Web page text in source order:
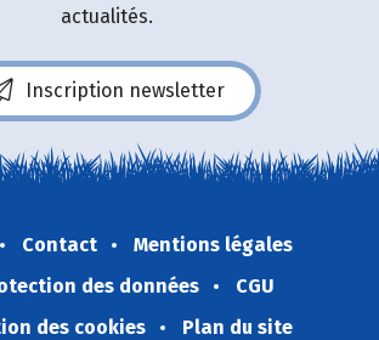
actualités.
Inscription newsletter
Contact
Mentions légales
des données
CGU
des cookies
Plan du site